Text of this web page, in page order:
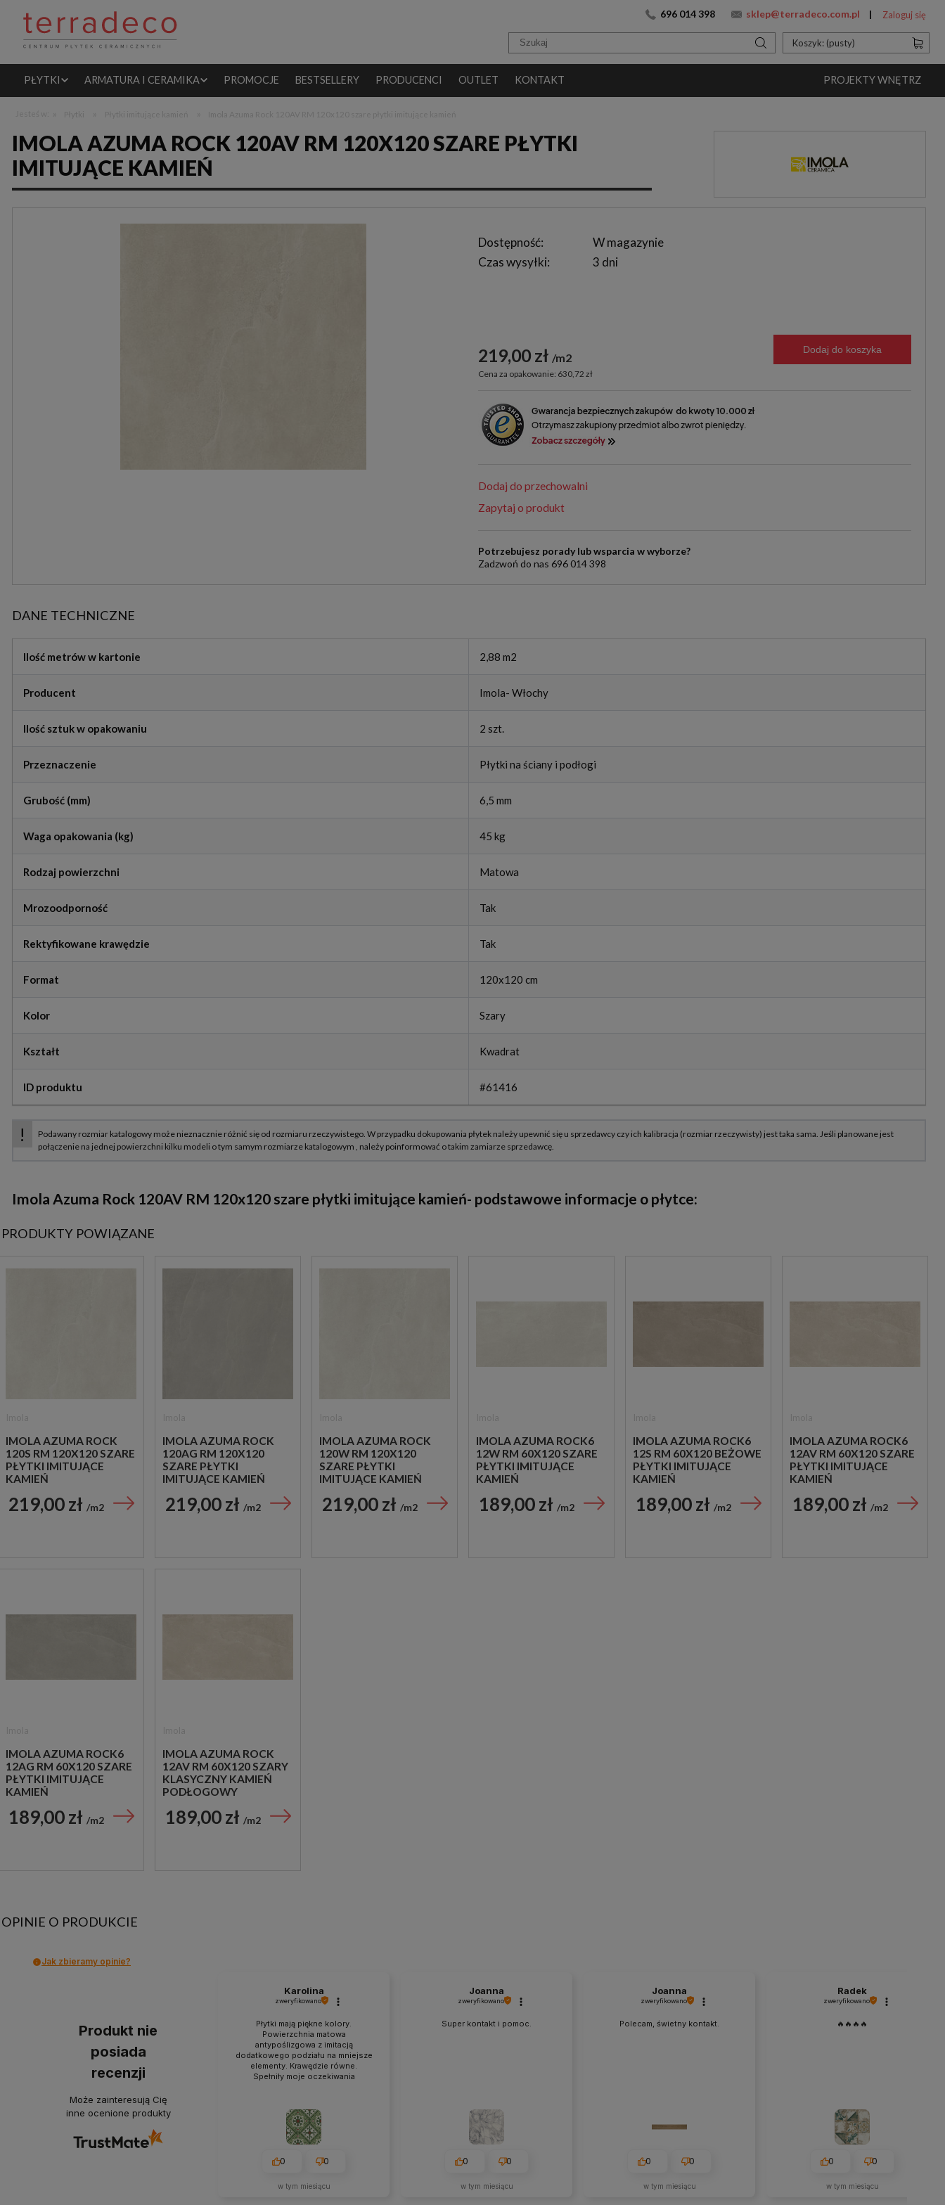
696 014 398 sklep@terradeco.com.pl Zaloguj się
Koszyk: (pusty)
PŁYTKI ARMATURA I CERAMIKA PROMOCJE BESTSELLERY PRODUCENCI OUTLET KONTAKT PROJEKTY WNĘTRZ
IMOLA AZUMA ROCK 120AV RM 120X120 SZARE PŁYTKI
IMITUJĄCE KAMIEŃ
Dostępność:
W magazynie
Czas wysyłki:
3 dni
219,00 zł m2
Cena za opakowanie: 630,72 zł
Dodaj do koszyka
Dodaj do przechowalni
Zapytaj o produkt
Potrzebujesz porady lub wsparcia w wyborze?
Zadzwoń do nas 696 014 398
DANE TECHNICZNE
Ilość metrów w kartonie 2,88 m2
Producent Imola- Włochy
Ilość sztuk w opakowaniu 2 szt.
Przeznaczenie Płytki na ściany i podłogi
Grubość (mm) 6,5 mm
Waga opakowania (kg) 45 kg
Rodzaj powierzchni Matowa
Mrozoodporność Tak
Rektyfikowane krawędzie Tak
Format 120x120 cm
Kolor Szary
Kształt Kwadrat
ID produktu #61416
Imola Azuma Rock 120AV RM 120x120 szare płytki imitujące kamień- podstawowe informacje o płytce:
PRODUKTY POWIĄZANE
IMOLA AZUMA ROCK
120S RM 120X120 SZARE
PŁYTKI IMITUJĄCE
KAMIEŃ
219,00 zł m2
IMOLA AZUMA ROCK
120AG RM 120X120
SZARE PŁYTKI
IMITUJĄCE KAMIEŃ
219,00 zł m2
IMOLA AZUMA ROCK
120W RM 120X120
SZARE PŁYTKI
IMITUJĄCE KAMIEŃ
219,00 zł m2
IMOLA AZUMA ROCK6
12W RM 60X120 SZARE
PŁYTKI IMITUJĄCE
KAMIEŃ
189,00 zł m2
IMOLA AZUMA ROCK6
12S RM 60X120 BEŻOWE
PŁYTKI IMITUJĄCE
KAMIEŃ
189,00 zł m2
IMOLA AZUMA ROCK6
12AV RM 60X120 SZARE
PŁYTKI IMITUJĄCE
KAMIEŃ
189,00 zł m2
IMOLA AZUMA ROCK6
12AG RM 60X120 SZARE
PŁYTKI IMITUJĄCE
KAMIEŃ
189,00 zł m2
IMOLA AZUMA ROCK
12AV RM 60X120 SZARY
KLASYCZNY KAMIEŃ
PODŁOGOWY
189,00 zł m2
OPINIE O PRODUKCIE
Jak zbieramy opinie?
Produkt nie
posiada
recenzji
Może zainteresują Cię
inne ocenione produkty
Karolina
zweryfikowano
Płytki mają piękne kolory.
Powierzchnia matowa
antypoślizgowa z imitacją
dodatkowego podziału na mniejsze
elementy. Krawędzie równe.
Spełniły moje oczekiwania
0 0
w tym miesiącu
Joanna
zweryfikowano
Super kontakt i pomoc.
0 0
w tym miesiącu
Joanna
zweryfikowano
Polecam, świetny kontakt.
0 0
w tym miesiącu
Radek
zweryfikowano
🔥🔥🔥🔥
0 0
w tym miesiącu